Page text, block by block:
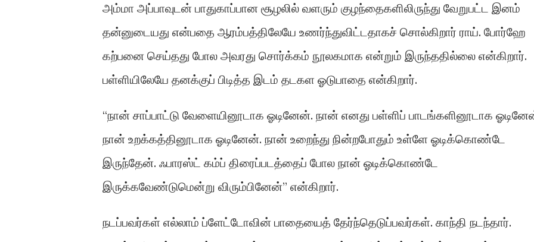
அம்மா அப்பாவுடன் பாதுகாப்பான சூழலில் வளரும் குழந்தைகளிலிருந்து வேறுபட்ட இனம்
தன்னுடையது என்பதை ஆரம்பத்திலேயே உணர்ந்துவிட்டதாகச் சொல்கிறார் ராய். போர்ஹே
கற்பனை செய்தது போல அவரது சொர்க்கம் நூலகமாக என்றும் இருந்ததில்லை என்கிறார்.
பள்ளியிலேயே தனக்குப் பிடித்த இடம் தடகள ஓடுபாதை என்கிறார்.
“நான் சாப்பாட்டு வேளையினூடாக ஓடினேன். நான் எனது பள்ளிப் பாடங்களினூடாக
நான் உறக்கத்தினூடாக ஓடினேன். நான் உறைந்து நின்றபோதும் உள்ளே ஓடிக்கொண்டே
இருந்தேன். ஃபாரஸ்ட் கம்ப் திரைப்படத்தைப் போல நான் ஓடிக்கொண்டே
இருக்கவேண்டுமென்று விரும்பினேன்” என்கிறார்.
நடப்பவர்கள் எல்லாம் ப்ளேட்டோவின் பாதையைத் தேர்ந்தெடுப்பவர்கள். காந்தி நடந்தார்.